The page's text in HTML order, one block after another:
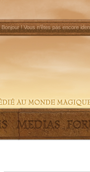
Bonjour !Vous n'êtes pas encore